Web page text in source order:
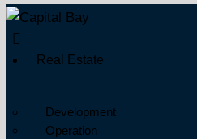
Real Estate
Development
Operation